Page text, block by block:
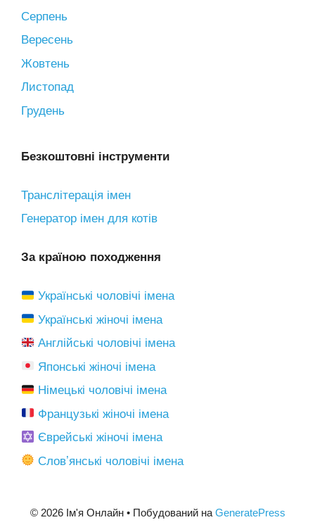
Серпень
Вересень
Жовтень
Листопад
Грудень
Безкоштовні інструменти
Транслітерація імен
Генератор імен для котів
За країною походження
Українські чоловічі імена
Українські жіночі імена
Англійські чоловічі імена
Японські жіночі імена
Німецькі чоловічі імена
Французькі жіночі імена
Єврейські жіночі імена
Словʼянські чоловічі імена
© 2026 Ім'я Онлайн• Побудований на GeneratePress